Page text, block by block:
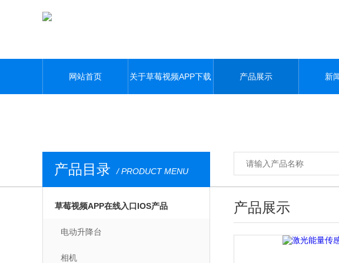
网站首页 关于草莓视频APP下载 产品展示 新
产品目录 / PRODUCT MENU
草莓视频APP在线入口IOS产品
电动升降台
相机
产品展示